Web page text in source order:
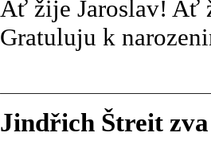
Ať žije Jaroslav! Ať
Gratuluju k
Jindřich Štreit